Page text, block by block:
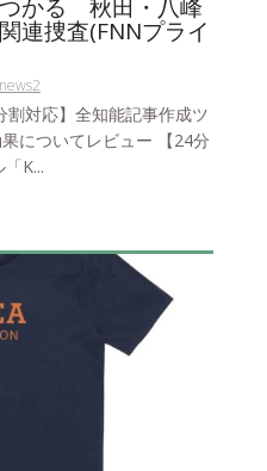
かる 秋田・八峰
連捜査(FNNプライ
対応】全知能記事作成ツ
についてレビュー 【24分
K...